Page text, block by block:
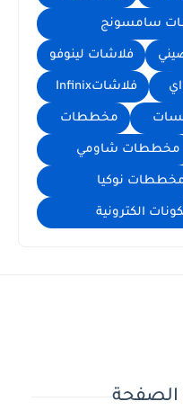
سامسونج
فلاشات لينوفو
فلاشاتInfinix
مخططات
مخططات شاومي
نوكيا
الكترونية
الصفحة